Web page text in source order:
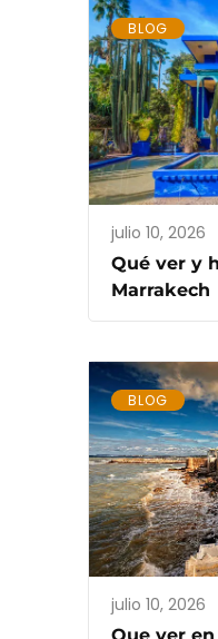
BLOG
julio 10, 2026
Qué ver y
Marrakech
BLOG
julio 10, 2026
Que ver